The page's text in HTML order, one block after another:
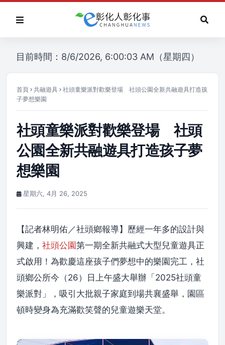
目前時間：8/6/2026, 6:00:03 AM（星期四）
首頁 共融遊具
社頭童樂派對歡樂登場 社頭公園全新共融遊具打造孩
子夢想樂園
社頭童樂派對歡樂登場 社頭
公園全新共融遊具打造孩子夢
想樂園
星期六, 4月 26, 2025
【記者林明佑／社頭鄉報導】歷經一年多的設計與
興建， 社頭公園第一期全新共融式大型兒童遊具正
式啟用！為歡慶這座孩子們夢想中的樂園完工，社
頭鄉公所今（26）日上午盛大舉辦「2025社頭童
樂派對」，吸引大批親子家庭到場共襄盛舉，園區
頓時變身為充滿歡笑聲的兒童遊樂天堂。